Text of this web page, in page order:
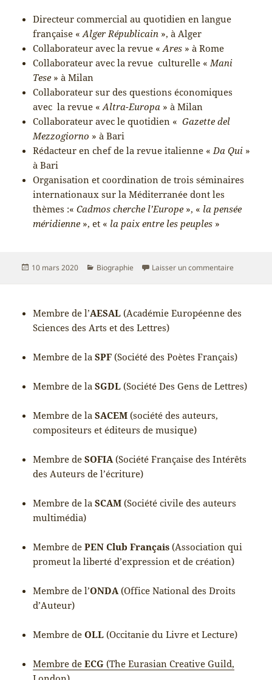
Directeur commercial au quotidien en langue
française «Alger Républicain », à Alger
Collaborateur avec la revue «Ares » à Rome
Collaborateur avec la revue culturelle «Mani
Tese » à Milan
Collaborateur sur des questions économiques
avec la revue «Altra-Europa » à Milan
Collaborateur avec le quotidien «Gazette del
Mezzogiorno » à Bari
Rédacteur en chef de la revue italienne «Da Qui »
à Bari
Organisation et coordination de trois séminaires
internationaux sur la Méditerranée dont les
thèmes :«Cadmos cherche l’Europe », « la pensée
méridienne », et « la paix entre les peuples »
Publié
10 mars 2020 Catégories
Biographie Laisser un commentairesur
Membre de l’AESAL (Académie Européenne des
Sciences des Arts et des Lettres)
Membre de laSPF (Société des Poètes Français)
Membre de laSGDL (Société Des Gens de Lettres)
Membre de laSACEM(société des auteurs,
compositeurs et éditeurs de musique)
Membre de SOFIA (Société Française des Intérêts
des Auteurs de l’écriture)
Membre de laSCAM (Société civile des auteurs
multimédia)
Membre dePEN Club Français (Association qui
promeut la liberté d’expression et de création)
Membre de l’ONDA (Office National des Droits
d’Auteur)
Membre deOLL (Occitanie du Livre et Lecture)
Membre deECG (The Eurasian Creative Guild,